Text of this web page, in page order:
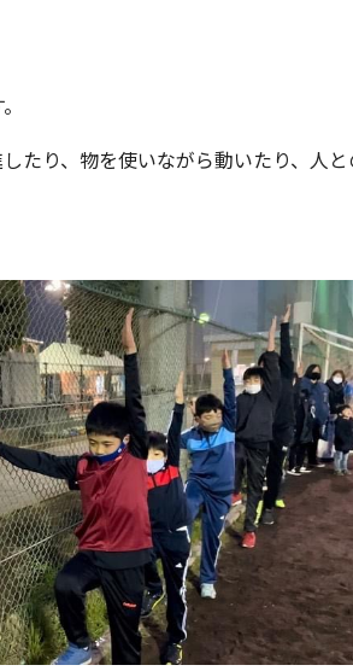
たり、物を使いながら動いたり、人